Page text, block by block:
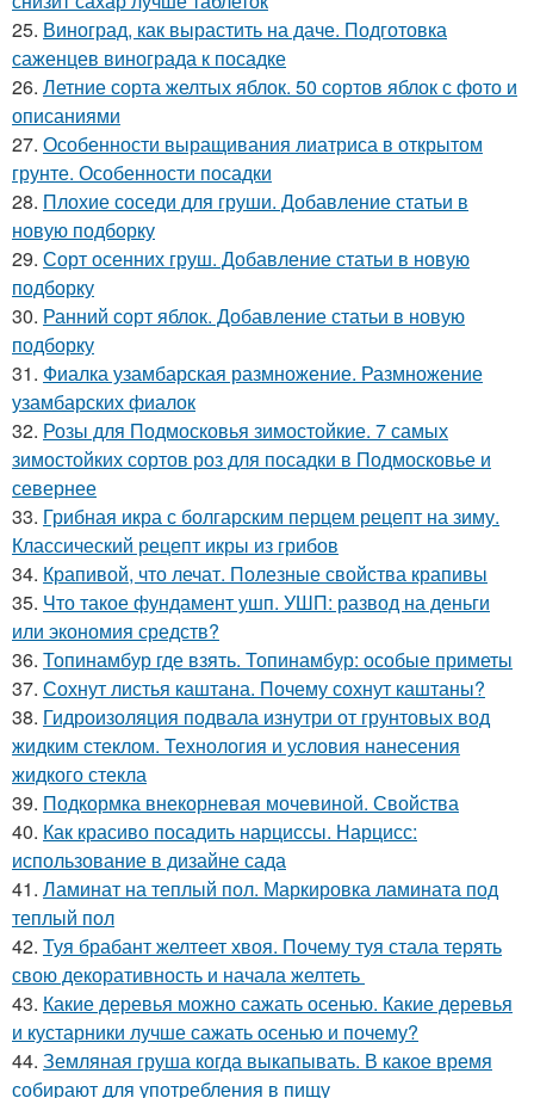
25. Виноград, как вырастить на даче. Подготовка
саженцев винограда к посадке
26. Летние сорта желтых яблок. 50 сортов яблок с фото и
описаниями
27. Особенности выращивания лиатриса в открытом
грунте. Особенности посадки
28. Плохие соседи для груши. Добавление статьи в
новую подборку
29. Сорт осенних груш. Добавление статьи в новую
подборку
30. Ранний сорт яблок. Добавление статьи в новую
подборку
31. Фиалка узамбарская размножение. Размножение
узамбарских фиалок
32. Розы для Подмосковья зимостойкие. 7 самых
зимостойких сортов роз для посадки в Подмосковье и
севернее
33. Грибная икра с болгарским перцем рецепт на зиму.
Классический рецепт икры из грибов
34. Крапивой, что лечат. Полезные свойства крапивы
35. Что такое фундамент ушп. УШП: развод на деньги
или экономия средств?
36. Топинамбур где взять. Топинамбур: особые приметы
37. Сохнут листья каштана. Почему сохнут каштаны?
38. Гидроизоляция подвала изнутри от грунтовых вод
жидким стеклом. Технология и условия нанесения
жидкого стекла
39. Подкормка внекорневая мочевиной. Свойства
40. Как красиво посадить нарциссы. Нарцисс:
использование в дизайне сада
41. Ламинат на теплый пол. Маркировка ламината под
теплый пол
42. Туя брабант желтеет хвоя. Почему туя стала терять
свою декоративность и начала желтеть
43. Какие деревья можно сажать осенью. Какие деревья
и кустарники лучше сажать осенью и почему?
44. Земляная груша когда выкапывать. В какое время
собирают для употребления в пищу